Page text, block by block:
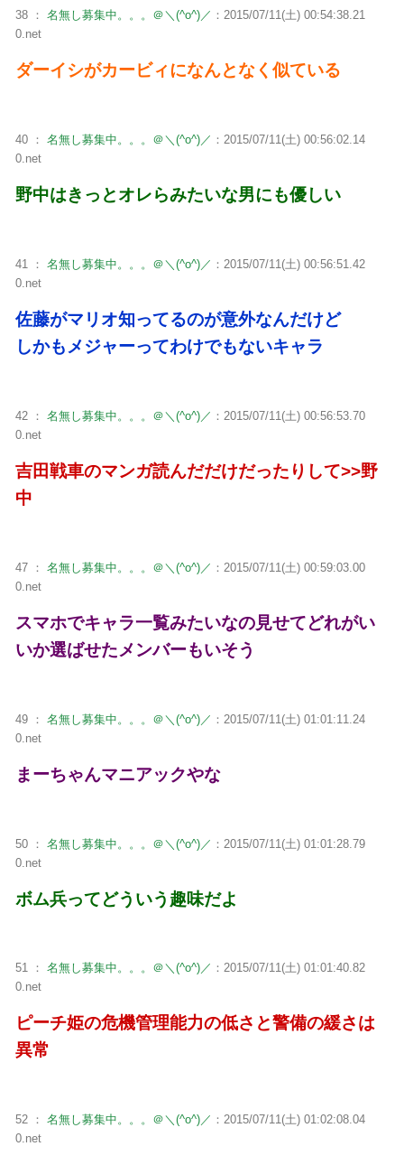
38 ： 名無し募集中。。。＠＼(^o^)／ ：2015/07/11(土) 00:54:38.21
0.net
ダーイシがカービィになんとなく似ている
40 ： 名無し募集中。。。＠＼(^o^)／ ：2015/07/11(土) 00:56:02.14
0.net
野中はきっとオレらみたいな男にも優しい
41 ： 名無し募集中。。。＠＼(^o^)／ ：2015/07/11(土) 00:56:51.42
0.net
佐藤がマリオ知ってるのが意外なんだけど
しかもメジャーってわけでもないキャラ
42 ： 名無し募集中。。。＠＼(^o^)／ ：2015/07/11(土) 00:56:53.70
0.net
吉田戦車のマンガ読んだだけだったりして>>野
中
47 ： 名無し募集中。。。＠＼(^o^)／ ：2015/07/11(土) 00:59:03.00
0.net
スマホでキャラ一覧みたいなの見せてどれがい
いか選ばせたメンバーもいそう
49 ： 名無し募集中。。。＠＼(^o^)／ ：2015/07/11(土) 01:01:11.24
0.net
まーちゃんマニアックやな
50 ： 名無し募集中。。。＠＼(^o^)／ ：2015/07/11(土) 01:01:28.79
0.net
ボム兵ってどういう趣味だよ
51 ： 名無し募集中。。。＠＼(^o^)／ ：2015/07/11(土) 01:01:40.82
0.net
ピーチ姫の危機管理能力の低さと警備の緩さは
異常
52 ： 名無し募集中。。。＠＼(^o^)／ ：2015/07/11(土) 01:02:08.04
0.net